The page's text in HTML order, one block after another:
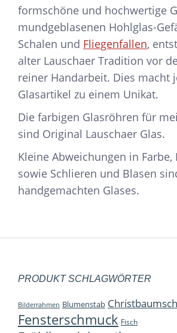
formschöne und hochwertige
mundgeblasenen Hohlglas-
Schalen und Fliegenfallen,
alter Lauschaer Tradition vor
reiner Handarbeit. Dies macht
Glasartikel zu einem Unikat.
Die farbigen Glasröhren für
sind Original Lauschaer Glas.
Kleine Abweichungen in
sowie Schlieren und Blasen
handgemachten Glases.
PRODUKT SCHLAGWÖRTER
Bilderrahmen Blumenstab
Fensterschmuck Fisch